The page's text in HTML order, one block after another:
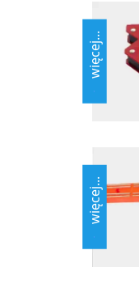
więcej...
więcej...